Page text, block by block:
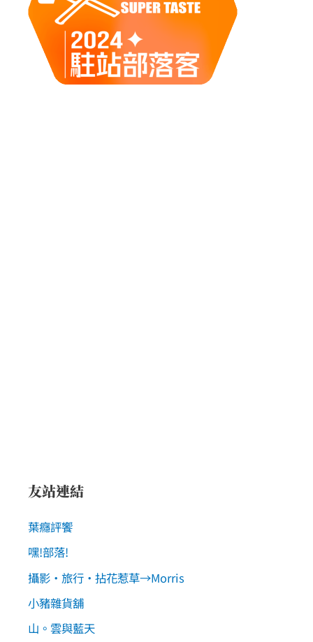
友站連結
葉癮評饗
嘿!部落!
攝影‧旅行‧拈花惹草→Morris
小豬雜貨舖
山。雲與藍天